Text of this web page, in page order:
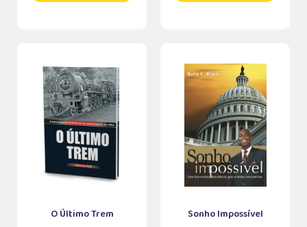
O Último Trem Sonho Impossível